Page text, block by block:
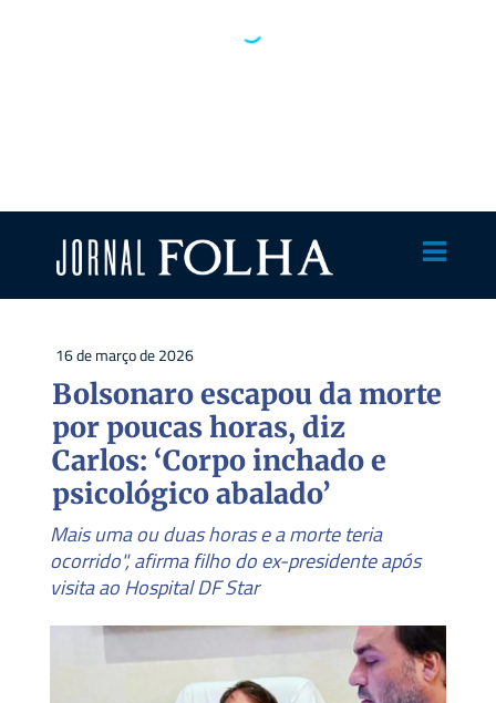
16 de março de 2026
Bolsonaro escapou da morte
por poucas horas, diz
Carlos: ‘Corpo inchado e
psicológico abalado’
Mais uma ou duas horas e a morte teria
ocorrido", afirma filho do ex-presidente após
visita ao Hospital DF Star